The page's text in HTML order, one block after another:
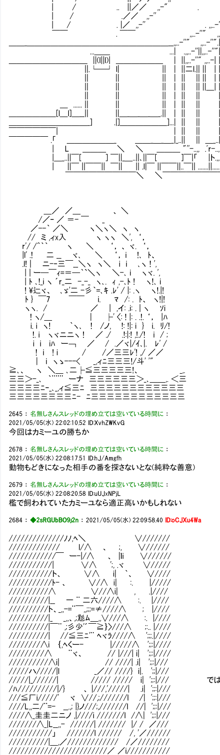
| / .. ||／／ ,,-" . ,,..-
| / .／／ ,,-'' .| | |
| / . |／ ,,-'' . ,,..-''" | |
￣￣ . ￣￣ ,,..-''" ,, | | |
＿＿_＿＿＿＿＿＿＿＿＿＿＿＿＿＿＿＿＿＿
...＿＿ ...| .,,..-''||,,..-
＿＿＿＿＿＿＿＿＿＿ ||(l||l)| ＿＿＿＿＿＿ |
||.└─┘ l| || | ||二l.|| || |
＿＿＿＿＿＿[l＿l]＿__|| ||＿_＿_＿_＿
＿＿＿＿＿＿＿＿＿＿_] .|]＿＿＿＿＿＿]...| ||
￣￣￣￣￣￣| | || ||
￣￣￣￣￣ .「 ＿＿＿＿＿＿_ ＿＿_＿_＿_|_..|| || ＿
| L ＿＿＿ ＼ ＼ ＿＿＿ "''-..,, .ﾞr-..,,
|＿_..||￣[ ] ￣||_＿..||､||￣[ ]￣|「 |ト
| ||￣ ||￣￣|| ￣|| || .l|￣ ||￣￣||..￣|| .......||.....||
￣￣￣￣￣￣￣￣￣＼ ＼￣￣￣￣￣￣￣￣"''-
＿／ ／＿ 、 ＼
/／ｰ ／ ＝- ￣ _
／--｀ ／＼ ヽ＼ヽ＼ ヽ ヽ
// ミ ,ィx入 ヽ ヽヽ ＼', ‘，
r'/ /^｀｀ ヽ ＼ ‘， 、 ヾ. ‘，
|l' .! 二 __ ヾ､ ＼ ‘， i !､ ﾄ、
.l! | ニ-‐三￣__＼ヽ ヽ＼ i i ､ヽ ! ',
| | ー─￣ｨ=＝─｀`＼ヽ ＼-､ i ヽヾ. ',
| ﾄ ､!_i ヽ ´r_二 -_-_ ヽ､. ｨ ,-､ﾄ ! ヽ!､ i
! \辷ヾ、 ､ゞ'二 -彡｀=､ｷ .ﾚ' / |: .ヽ ヽ!.|!
ﾄ } ￣7 ￣￣ i. Ⅳﾏ /: . ﾄ、 ヽ!|!
ヽヽ. / ／ | ,イ: .i: . | ヽ ｿi
! ヽ/＿ | ├' 〈: ! |: . .!. ‘， |ﾊ
i. i ヽ! ｀ヽ､ ! /ノ, !: !|: i } i. ﾘ/! 今日の授業で
!. i ヽヾニニヽ ! ／ ./ .!:|:! ,!./! i / ;
i i iﾊ ー￢ ／ / .／ヾ|/ｲ､|. ﾚ' / 「動物もどき」に
! i ! i / /／三三ﾚ'! ,/ ／／
| i ヽゝ---< _,ィﾆ三三三!/斗' '"
≧､、 ヽ ＼＿ ､二├≦三三三三三!、 _,.
三三＞-_､ ｀¨¨¨ ーナ 三三三三三三＞_､＿＿,. ＜三
三三三三ﾆｰ_､_,ィ≦三ﾆ 三三三三三三三三三三三三
三三三三三三三三ﾆ- ﾆ三三三三三三三三三三三三
2645 ： 名無しさんスレッドの埋め立ては空いている時間に ：
2021/05/05(水) 22:02:10.52 ID:XvhZWKvG
今回はカミーユの勝ちか
2678 ： 名無しさんスレッドの埋め立ては空いている時間に ：
2021/05/05(水) 22:08:17.51
ID:hJ/Amgfh
動物もどきになった相手の番を探さないとな(純粋な善意)
2679 ： 名無しさんスレッドの埋め立ては空いている時間に ：
2021/05/05(水) 22:08:20.58 ID:uUJxNPjL
檻で飼われていたカミーユなら適正高いかもしれない
2684 ：◆2sRGUbBO9j2n ：2021/05/05(水) 22:09:58.40 ID:oCJXu4Wa
//////////////ﾉﾉ,ﾍ＼ ∨///////
///////////// l/∧ 、 ;, ∨//////
////////////￣ ー-|/∧ 、 |ｌi ∨//////
///////////| ∨∧ ';, .ヾ ∨/////
///////////ト、 ∨∧ i| ｀、 ∨////
///////////ﾄ- 、 ∨/∧ i| :. |/////
//////////∧ ∨//∧i| , .|////
//////////|__ 一 ¨ 二六////∧ :. |////
//////////ト、_,,-=¨￣,,;;;=≠////∧ ; |////
//////////|_ _,,、,;尨ﾑ＿,,∨///∧ :. |////
//////////|￣¨ ,;彡少'´￣≧｝〉///∧ ;:.. |////
//////////| //≦三ﾆ'¨ ﾍヾﾗ////∧ ';;;.|////
////////∧i ｛,ﾍくー- |/////∧ ';;:|////
/////////∧ ¨ヾ、 // |///| i| ';;:|////
//////////∧i| // ////| .i| ';;:|///
/////ハ/////|l _／// ////} i|. ';;|///
/////|_//////| ///// ///// i| ';;:|/// ではミスタ・
/ﾊ//////////|/} 、 |///,'/////| .i| ';;:|///
///≦厂i/////' ヾ ∨//,;///////l /| ';;:|///
////L,,二/¨=- __.,; |}ノ///;,///////l //| ';;:|///
////∧_圭圭二ニノ ,|////i ///////l /∧| ';;:|///
///////∧_|L__,,- //////| /////// |/ / ／///
///////////」 ///////l ////// /, '／//////
//////////|＿,／///////////// /／////////
/////////////////////////／ ／i///////////